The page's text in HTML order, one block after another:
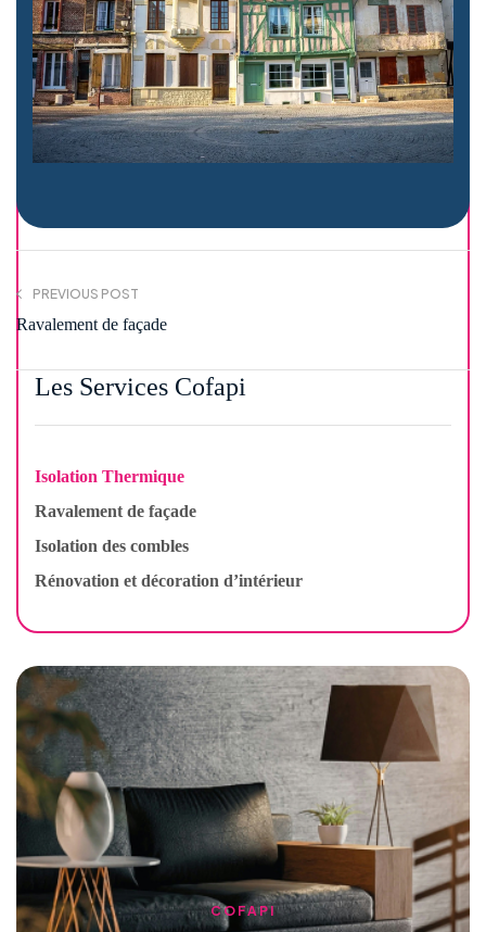
PREVIOUS POST
Ravalement de façade
Les Services Cofapi
Isolation Thermique
Ravalement de façade
Isolation des combles
Rénovation et décoration d’intérieur
COFAPI